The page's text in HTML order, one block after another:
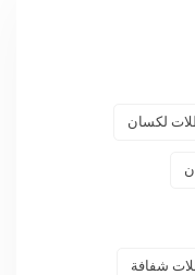
لكسان
شفافة